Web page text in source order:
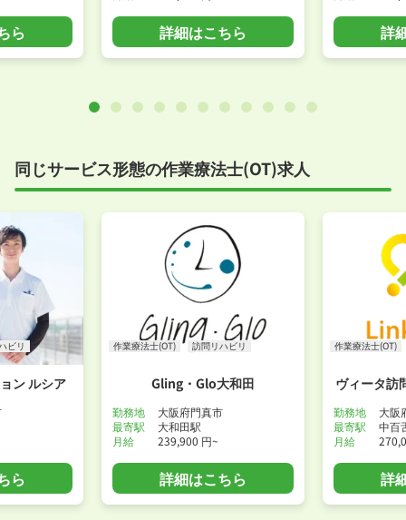
ら 詳細はこちら 詳
同じサービス形態の作業療法士(OT)求人
ビリ
ン ルシア
ら
作業療法士(OT) 訪問リハビリ
Gling・Glo大和田
勤務地
大阪府門真市
最寄駅
大和田駅
月給
239,900 円~
詳細はこちら
作業療法士(OT)
ヴィータ訪
勤務地
大阪
最寄駅
中百
月給
詳